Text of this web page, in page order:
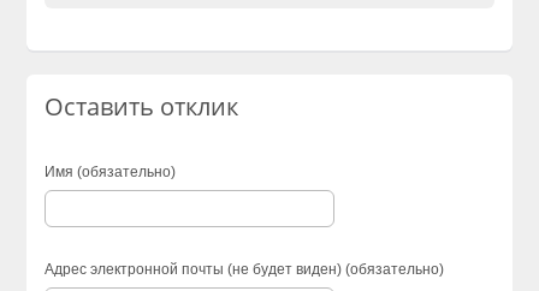
Оставить отклик
Имя (обязательно)
Адрес электронной почты (не будет виден) (обязательно)